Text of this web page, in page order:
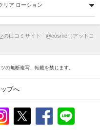
リア ローション
の口コミサイト - @cosme（アットコ
の無断複写、転載を禁じます。
プへ